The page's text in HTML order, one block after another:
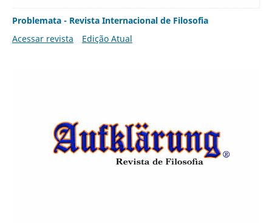
Problemata - Revista Internacional de Filosofia
Acessar revista
Edição Atual